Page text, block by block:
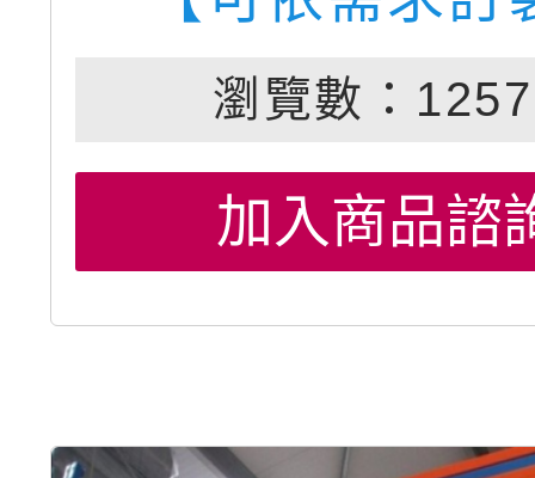
瀏覽數：
加入商品諮